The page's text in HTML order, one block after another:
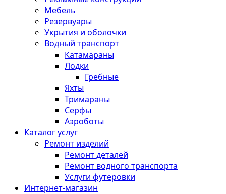
Мебель
Резервуары
Укрытия и оболочки
Водный транспорт
Катамараны
Лодки
Гребные
Яхты
Тримараны
Серфы
Аэроботы
Каталог услуг
Ремонт изделий
Ремонт деталей
Ремонт водного транспорта
Услуги футеровки
Интернет-магазин